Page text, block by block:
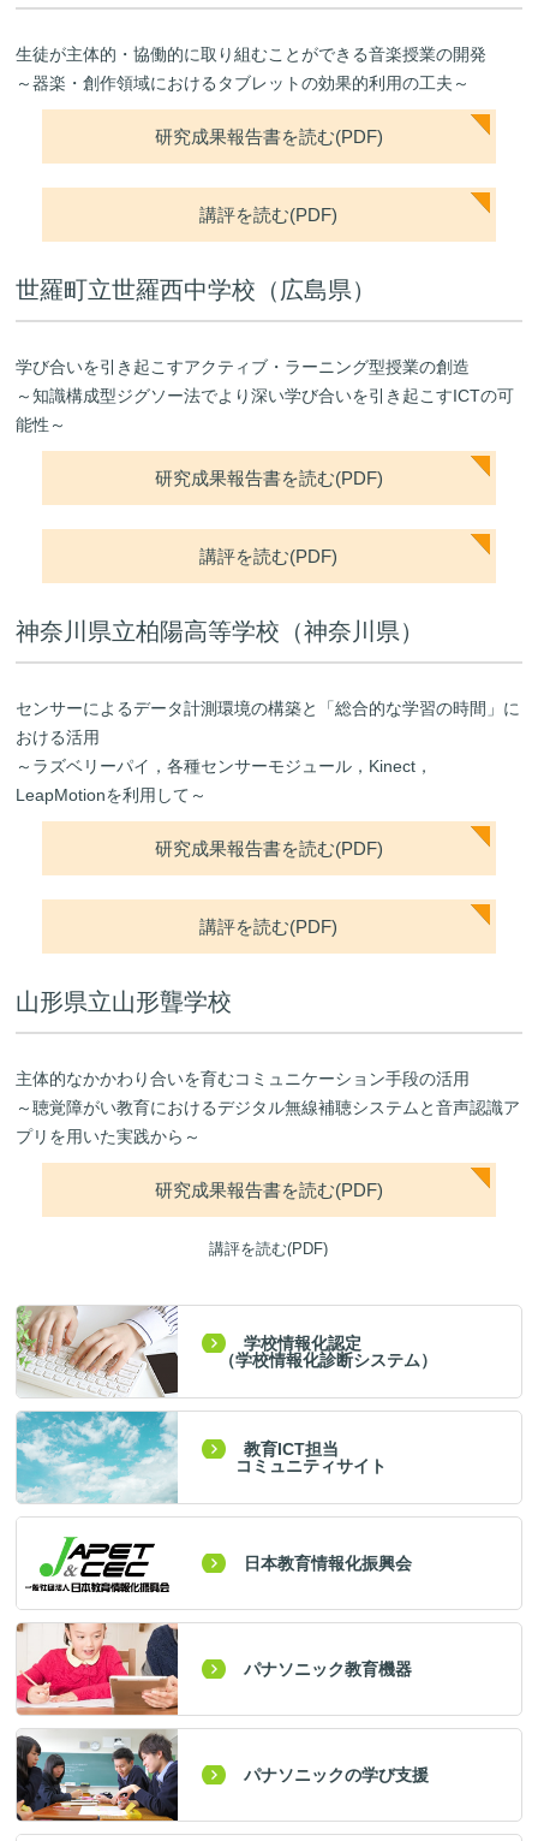
生徒が主体的・協働的に取り組むことができる音楽授業の開発
～器楽・創作領域におけるタブレットの効果的利用の工夫～
研究成果報告書を読む(PDF)
講評を読む(PDF)
世羅町立世羅西中学校（広島県）
学び合いを引き起こすアクティブ・ラーニング型授業の創造
～知識構成型ジグソー法でより深い学び合いを引き起こすICTの可
能性～
研究成果報告書を読む(PDF)
講評を読む(PDF)
神奈川県立柏陽高等学校（神奈川県）
センサーによるデータ計測環境の構築と「総合的な学習の時間」に
おける活用
～ラズベリーパイ，各種センサーモジュール，Kinect，
LeapMotionを利用して～
研究成果報告書を読む(PDF)
講評を読む(PDF)
山形県立山形聾学校
主体的なかかわり合いを育むコミュニケーション手段の活用
～聴覚障がい教育におけるデジタル無線補聴システムと音声認識ア
プリを用いた実践から～
研究成果報告書を読む(PDF)
講評を読む(PDF)
学校情報化認定
（学校情報化診断システム）
教育ICT担当
コミュニティサイト
日本教育情報化振興会
パナソニック教育機器
パナソニックの学び支援